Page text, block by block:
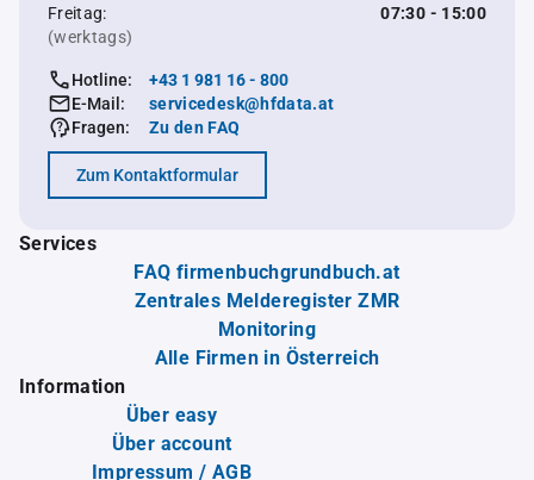
Freitag:
07:30 - 15:00
(werktags)
Hotline:
+43 1 981 16 - 800
E-Mail:
servicedesk@hfdata.at
Fragen:
Zu den FAQ
Zum Kontaktformular
Services
FAQ firmenbuchgrundbuch.at
Zentrales Melderegister ZMR
Monitoring
Alle Firmen in Österreich
Information
Über easy
Über account
Impressum / AGB